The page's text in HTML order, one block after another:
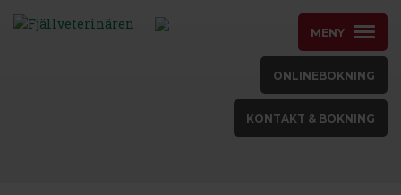
MENY
ONLINEBOKNING
KONTAKT & BOKNING